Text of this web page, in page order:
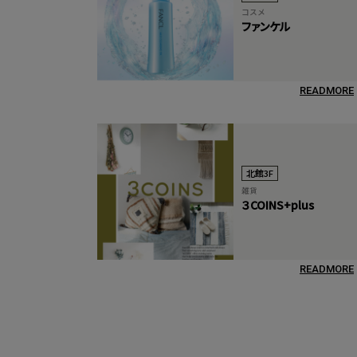
コスメ
ファンケル
READMORE
北館3F
雑貨
３COINS+plus
READMORE